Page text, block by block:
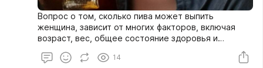
Вопрос о том, сколько пива может выпить
женщина, зависит от многих факторов, включая
возраст, вес, общее состояние здоровья и
наличие медицинских показаний. Важно отметить,
что рекомендации по потреблению алкоголя могут
14